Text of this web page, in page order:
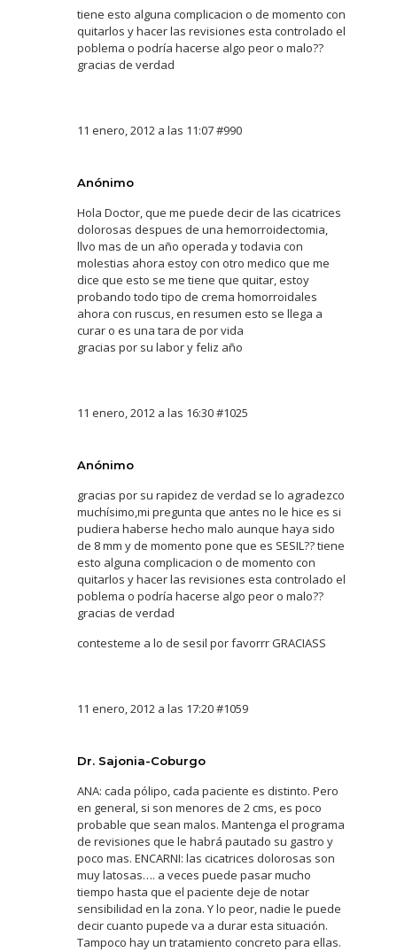
tiene esto alguna complicacion o de momento con
quitarlos y hacer las revisiones esta controlado el
poblema o podría hacerse algo peor o malo??
gracias de verdad
11 enero, 2012 a las 11:07#990
Anónimo
Hola Doctor, que me puede decir de las cicatrices
dolorosas despues de una hemorroidectomia,
llvo mas de un año operada y todavia con
molestias ahora estoy con otro medico que me
dice que esto se me tiene que quitar, estoy
probando todo tipo de crema homorroidales
ahora con ruscus, en resumen esto se llega a
curar o es una tara de por vida
gracias por su labor y feliz año
11 enero, 2012 a las 16:30#1025
Anónimo
gracias por su rapidez de verdad se lo agradezco
muchísimo,mi pregunta que antes no le hice es si
pudiera haberse hecho malo aunque haya sido
de 8 mm y de momento pone que es SESIL?? tiene
esto alguna complicacion o de momento con
quitarlos y hacer las revisiones esta controlado el
poblema o podría hacerse algo peor o malo??
gracias de verdad
contesteme a lo de sesil por favorrr GRACIASS
11 enero, 2012 a las 17:20#1059
Dr. Sajonia-Coburgo
ANA: cada pólipo, cada paciente es distinto. Pero
en general, si son menores de 2 cms, es poco
probable que sean malos. Mantenga el programa
de revisiones que le habrá pautado su gastro y
poco mas. ENCARNI: las cicatrices dolorosas son
muy latosas…. a veces puede pasar mucho
tiempo hasta que el paciente deje de notar
sensibilidad en la zona. Y lo peor, nadie le puede
decir cuanto pupede va a durar esta situación.
Tampoco hay un tratamiento concreto para ellas.